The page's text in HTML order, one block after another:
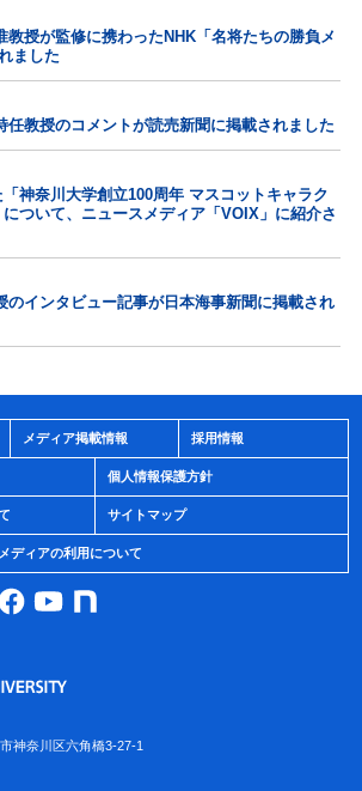
教授が監修に携わったNHK「名将たちの勝負メ
ました
任教授のコメントが読売新聞に掲載されました
神奈川大学創立100周年 マスコットキャラク
ついて、ニュースメディア「VOIX」に紹介さ
のインタビュー記事が日本海事新聞に掲載され
メディア掲載情報 採用情報
個人情報保護方針
サイトマップ
ディアの利用について
神奈川区六角橋3-27-1